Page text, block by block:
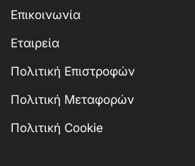
Επικοινωνία
Εταιρεία
Πολιτική Επιστροφών
Πολιτική Μεταφορών
Πολιτική Cookie